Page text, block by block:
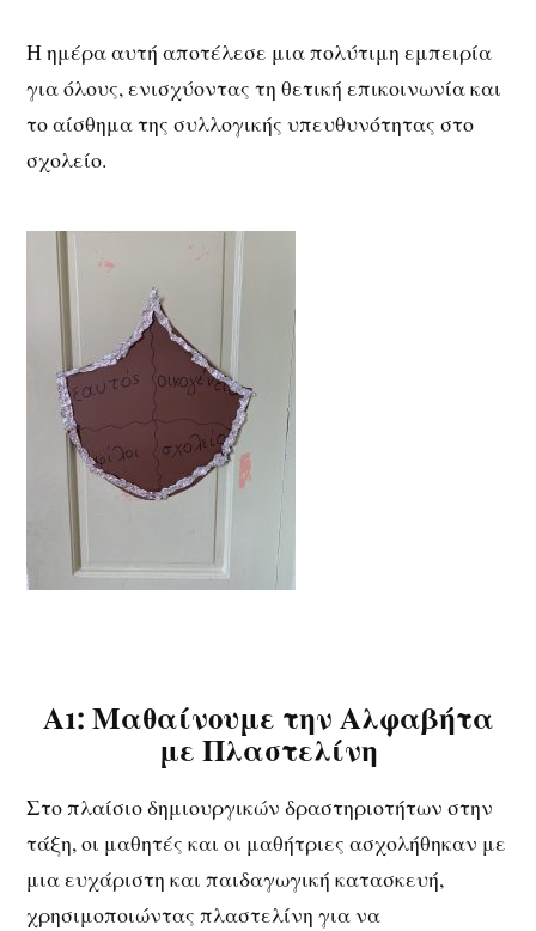
Η ημέρα αυτή αποτέλεσε μια πολύτιμη εμπειρία
για όλους, ενισχύοντας τη θετική επικοινωνία και
το αίσθημα της συλλογικής υπευθυνότητας στο
σχολείο.
Α1: Μαθαίνουμε την Αλφαβήτα
με Πλαστελίνη
Στο πλαίσιο δημιουργικών δραστηριοτήτων στην
τάξη, οι μαθητές και οι μαθήτριες ασχολήθηκαν με
μια ευχάριστη και παιδαγωγική κατασκευή,
χρησιμοποιώντας πλαστελίνη για να